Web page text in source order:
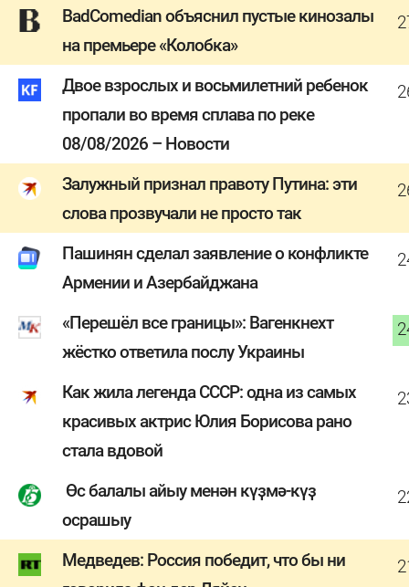
BadComedian объяснил пустые кинозалы
на премьере «Колобка»
Двое взрослых и восьмилетний ребенок
пропали во время сплава по реке
08/08/2026 – Новости
Залужный признал правоту Путина: эти
слова прозвучали не просто так
Пашинян сделал заявление о конфликте
Армении и Азербайджана
«Перешёл все границы»: Вагенкнехт
жёстко ответила послу Украины
Как жила легенда СССР: одна из самых
красивых актрис Юлия Борисова рано
стала вдовой
Өс балалы айыу менән күҙмә-күҙ
осрашыу
Медведев: Россия победит, что бы ни